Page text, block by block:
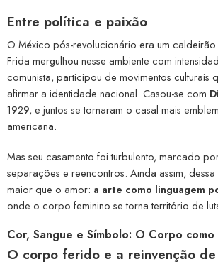
Entre política e paixão
O México pós-revolucionário era um
Frida mergulhou nesse ambiente com
comunista, participou de movimentos culturais
afirmar a identidade nacional. Casou-se com
1929, e juntos se tornaram o casal mais
americana.
Mas seu casamento foi turbulento, marcado
separações e reencontros. Ainda assim,
maior que o amor: a arte como linguagem
onde o corpo feminino se torna território de
Cor, Sangue e Símbolo: O Corpo
O corpo ferido e a reinvenção de